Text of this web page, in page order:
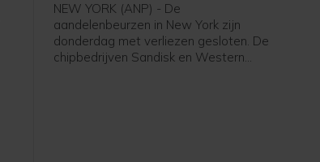
NEW YORK (ANP) - De
aandelenbeurzen in New York zijn
donderdag met verliezen gesloten. De
chipbedrijven Sandisk en Western